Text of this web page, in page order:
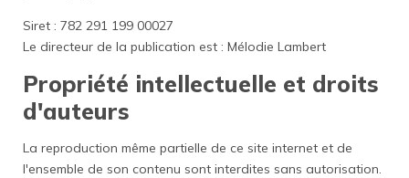
Siret : 782 291 199 00027
Le directeur de la publication est : Mélodie Lambert
Propriété intellectuelle et droits
d'auteurs
La reproduction même partielle de ce site internet et de
l'ensemble de son contenu sont interdites sans autorisation.